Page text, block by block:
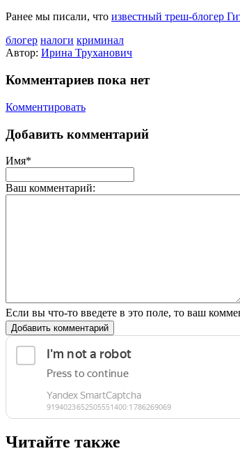
Ранее мы писали, что известный треш‑блогер
блогер налоги криминал
Автор: Ирина Труханович
Комментариев пока нет
Комментировать
Добавить комментарий
Имя*
Ваш комментарий:
Если вы что-то введете в это поле, то ваш
Добавить комментарий
Читайте также